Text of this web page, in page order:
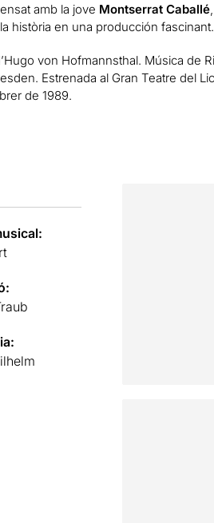
amb la jove Montserrat Caballé
història en una producción fascinant.
von Hofmannsthal. Música de
Estrenada al Gran Teatre del
de 1989.